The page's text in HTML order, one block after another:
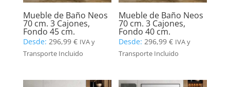
Mueble de Baño Neos
70 cm. 3 Cajones,
Fondo 45 cm.
Desde: 296,99 € IVA y
Transporte Incluido
Mueble de Baño Neos
70 cm. 3 Cajones,
Fondo 40 cm.
Desde:296,99€ IVA y
Transporte Incluido